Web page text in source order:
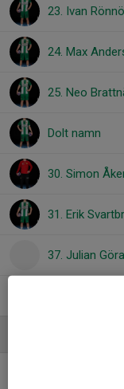
23. Ivan
24. Max
25. Neo
Dolt namn
30. Simon
31. Erik
37. Julian